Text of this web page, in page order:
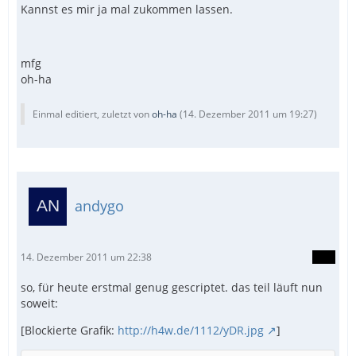
Kannst es mir ja mal zukommen lassen.
mfg
oh-ha
Einmal editiert, zuletzt vonoh-ha (14. Dezember 2011 um 19:27)
andygo
14. Dezember 2011 um 22:38
so, für heute erstmal genug gescriptet. das teil läuft nun
soweit:
[Blockierte Grafik: http://h4w.de/1112/yDR.jpg ]